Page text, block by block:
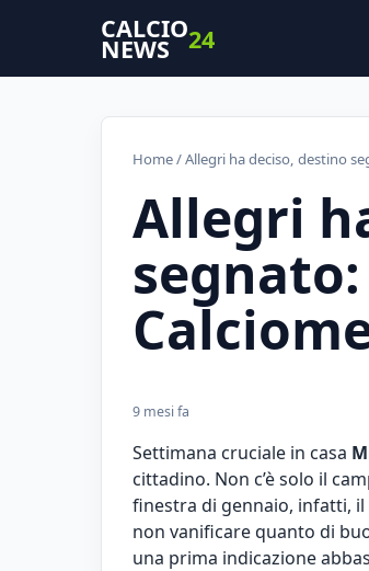
CALCIO
NEWS 24
Home/ Allegri ha deciso, destino
Allegri
9 mesi fa
Settimana cruciale in casa
cittadino. Non c’è solo il
finestra di gennaio, infatti, il
non vanificare quanto di
una prima indicazione